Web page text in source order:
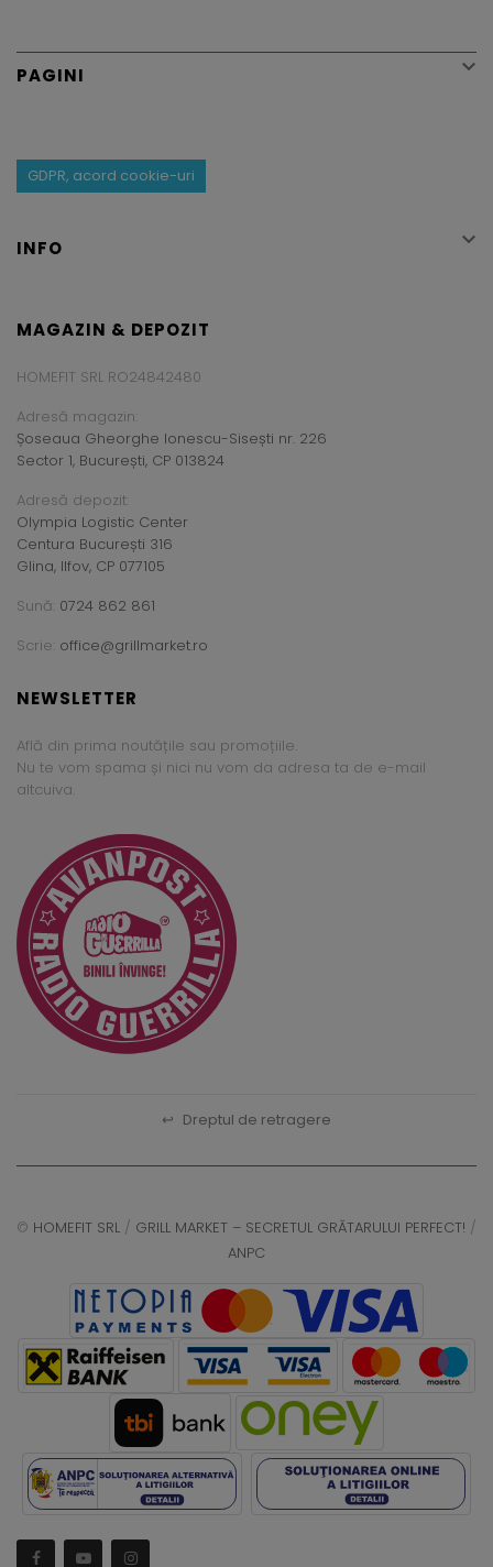
PAGINI 
GDPR, acord cookie-uri
INFO 
MAGAZIN & DEPOZIT
HOMEFIT SRL RO24842480
Adresă magazin:
Șoseaua Gheorghe Ionescu-Sisești nr. 226
Sector 1, București, CP 013824
Adresă depozit:
Olympia Logistic Center
Centura București 316
Glina, Ilfov, CP 077105
Sună: 0724 862 861
Scrie: office@grillmarket.ro
NEWSLETTER
Află din prima noutățile sau promoțiile.
Nu te vom spama și nici nu vom da adresa ta de e-mail
altcuiva.
↩ Dreptul de retragere
© HOMEFIT SRL / GRILL MARKET – SECRETUL GRĂTARULUI PERFECT! /
ANPC